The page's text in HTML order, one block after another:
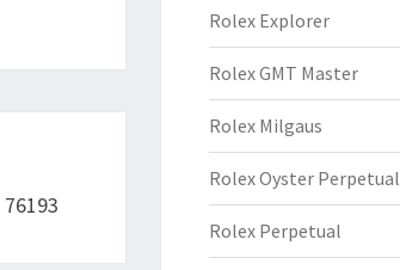
Rolex Explorer
Rolex GMT Master
Rolex Milgaus
Rolex Oyster Perpetual
Rolex Perpetual